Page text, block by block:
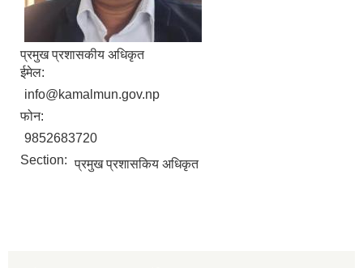
प्रमुख प्रशासकीय अधिकृत
ईमेल:
info@kamalmun.gov.np
फोन:
9852683720
Section: प्रमुख प्रशासकिय अधिकृत